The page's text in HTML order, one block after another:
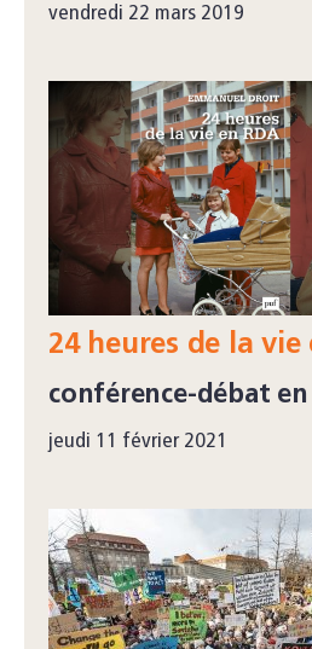
vendredi 22 mars 2019
24 heures de la vie
conférence-débat
jeudi 11 février 2021